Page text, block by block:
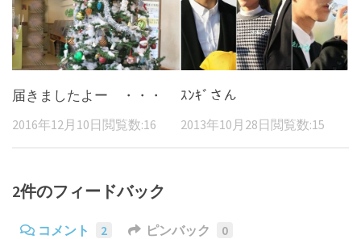
届きましたよー ・・・
2016年12月10日 閲覧数:16
ｽﾝｷﾞさん
2013年10月28日 閲覧数:15
2件のフィードバック
コメント 2 ピンバック 0